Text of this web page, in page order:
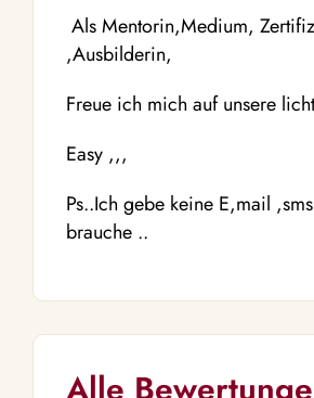
Als Mentorin,Medium,
,Ausbilderin,
Freue ich mich auf unsere
Easy ,,,
Ps..Ich gebe keine E,mail
brauche ..